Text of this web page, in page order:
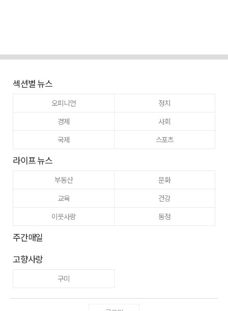
섹션별 뉴스
오피니언
정치
경제
사회
국제
스포츠
라이프 뉴스
부동산
문화
교육
건강
이웃사랑
동정
주간매일
고향사랑
구미